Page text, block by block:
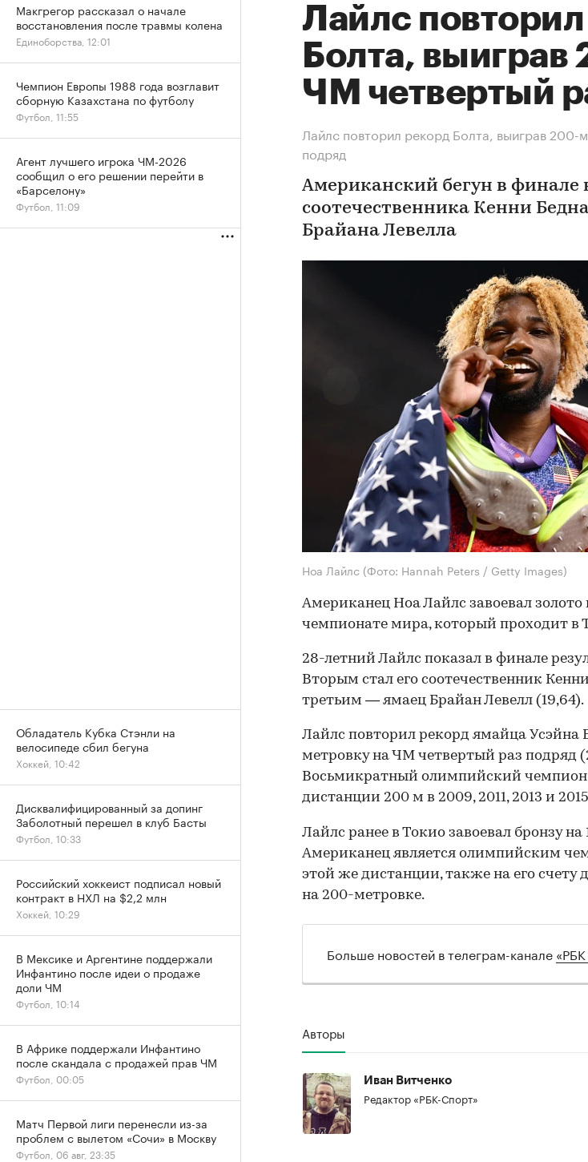
Лайлс
Болта, выиграв
ЧМ четвертый
Лайлс повторил рекорд Болта, выиграв 200-
подряд
Американский бегун в финале
соотечественника Кенни
Брайана Левелла
Ноа Лайлс (Фото: Hannah Peters / Getty Images)
Американец Ноа Лайлс завоевал золото
чемпионате мира, который проходит в
28-летний Лайлс показал в финале
Вторым стал его соотечественник
третьим — ямаец Брайан Левелл (19,64).
Лайлс повторил рекорд ямайца Усэйна
метровку на ЧМ четвертый раз подряд
Восьмикратный олимпийский
дистанции 200 м в 2009, 2011, 2013 и
Лайлс ранее в Токио завоевал бронзу
Американец является олимпийским
этой же дистанции, также на его счету
на 200-метровке.
Больше новостей в телеграм-канале
Авторы
Иван Витченко
Редактор «РБК-Спорт»
Макгрегор рассказал о начале
восстановления после травмы колена
Единоборства, 12:01
Чемпион Европы 1988 года возглавит
сборную Казахстана по футболу
Футбол, 11:55
Агент лучшего игрока ЧМ-2026
сообщил о его решении перейти в
«Барселону»
Футбол, 11:09
Обладатель Кубка Стэнли на
велосипеде сбил бегуна
Хоккей, 10:42
Дисквалифицированный за допинг
Заболотный перешел в клуб Басты
Футбол, 10:33
Российский хоккеист подписал новый
контракт в НХЛ на $2,2 млн
Хоккей, 10:29
В Мексике и Аргентине поддержали
Инфантино после идеи о продаже
доли ЧМ
Футбол, 10:14
В Африке поддержали Инфантино
после скандала с продажей прав ЧМ
Футбол, 00:05
Матч Первой лиги перенесли из-за
проблем с вылетом «Сочи» в Москву
Футбол, 06 авг, 23:35